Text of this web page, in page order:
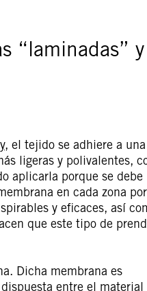
“laminadas” y
, el tejido se adhiere a una
ligeras y polivalentes,
aplicarla porque se debe
en cada zona
y eficaces, así
que este tipo de
Dicha membrana es
entre el material